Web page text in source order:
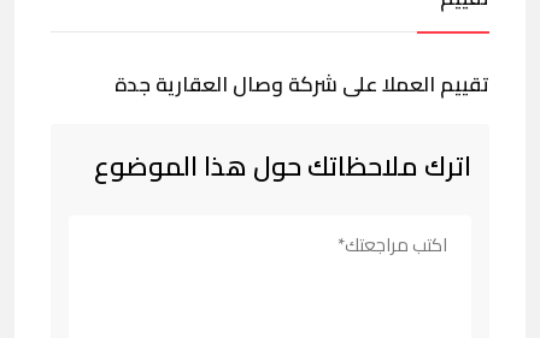
تقييم العملا على شركة وصال العقارية جدة
اترك ملاحظاتك حول هذا الموضوع